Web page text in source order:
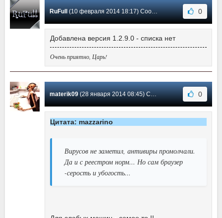
RuFull (10 февраля 2014 18:17) Сообщение #4 0
Добавлена версия 1.2.9.0 - списка нет
Очень приятно, Царь!
materik09(28 января 2014 08:45) Сообщение #3 0
Цитата: mazzarino
Вирусов не заметил, антивиры промолчали.
Да и с реестром норм... Но сам браузер
-серость и убогость...